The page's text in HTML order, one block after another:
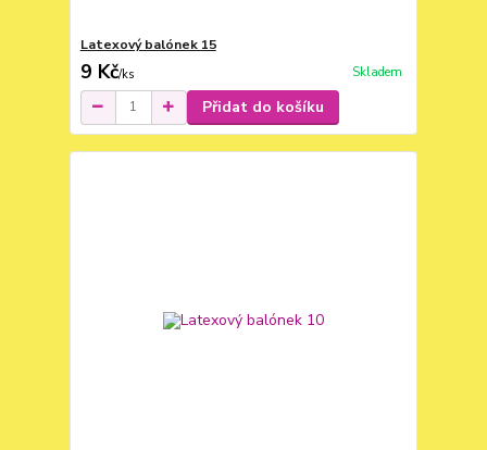
Latexový balónek 15
9 Kč/ks Skladem
Přidat do košíku